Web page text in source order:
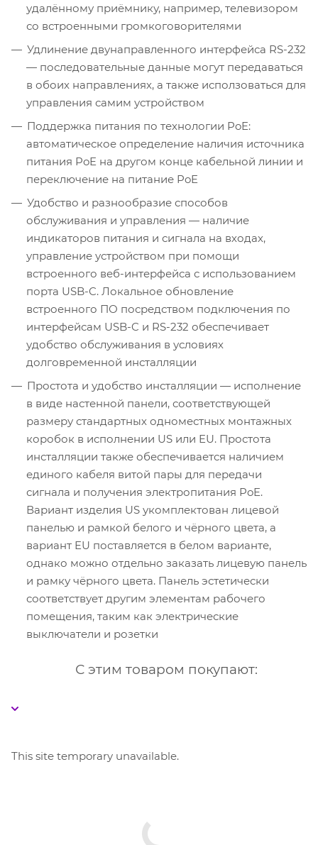
удалённому приёмнику, например, телевизором
со встроенными громкоговорителями
Удлинение двунаправленного интерфейса RS-232
— последовательные данные могут передаваться
в обоих направлениях, а также исползоваться для
управления самим устройством
Поддержка питания по технологии PoE:
автоматическое определение наличия источника
питания PoE на другом конце кабельной линии и
переключение на питание PoE
Удобство и разнообразие способов
обслуживания и управления — наличие
индикаторов питания и сигнала на входах,
управление устройством при помощи
встроенного веб-интерфейса с использованием
порта USB-C. Локальное обновление
встроенного ПО посредством подключения по
интерфейсам USB-C и RS-232 обеспечивает
удобство обслуживания в условиях
долговременной инсталляции
Простота и удобство инсталляции — исполнение
в виде настенной панели, соответствующей
размеру стандартных одноместных монтажных
коробок в исполнении US или EU. Простота
инсталляции также обеспечивается наличием
единого кабеля витой пары для передачи
сигнала и получения электропитания PoE.
Вариант изделия US укомплектован лицевой
панелью и рамкой белого и чёрного цвета, а
вариант EU поставляется в белом варианте,
однако можно отдельно заказать лицевую панель
и рамку чёрного цвета. Панель эстетически
соответствует другим элементам рабочего
помещения, таким как электрические
выключатели и розетки
С этим товаром покупают:
This site temporary unavailable.